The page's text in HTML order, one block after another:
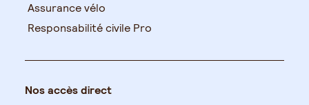
Assurance vélo
Responsabilité civile Pro
Nos accès direct